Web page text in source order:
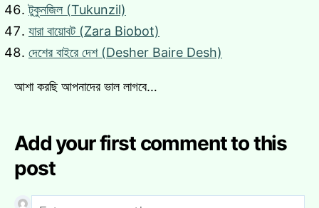
টুকুনজিল (Tukunzil)
যারা বায়োবট (Zara Biobot)
দেশের বাইরে দেশ (Desher Baire Desh)
আশা করছি আপনাদের ভাল লাগবে…
Add your first comment to this
post